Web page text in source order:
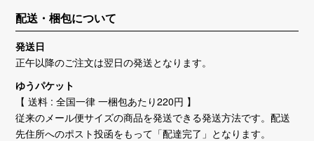
配送・梱包について
発送日
正午以降のご注文は翌日の発送となります。
ゆうパケット
【 送料 : 全国一律 一梱包あたり220円 】
従来のメール便サイズの商品を発送できる発送方法です。配送
先住所へのポスト投函をもって「配達完了」となります。